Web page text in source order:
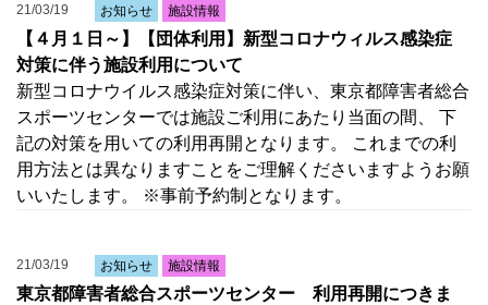
21/03/19 お知らせ 施設情報
【４月１日～】【団体利用】新型コロナウィルス感染症
対策に伴う施設利用について
新型コロナウイルス感染症対策に伴い、東京都障害者総合
スポーツセンターでは施設ご利用にあたり当面の間、 下
記の対策を用いての利用再開となります。 これまでの利
用方法とは異なりますことをご理解くださいますようお願
いいたします。 ※事前予約制となります。
21/03/19 お知らせ 施設情報
東京都障害者総合スポーツセンター 利用再開につきま